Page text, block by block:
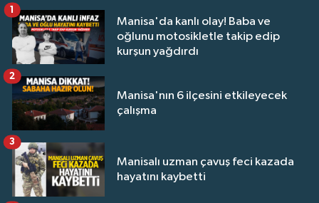
Manisa'da kanlı olay! Baba ve
oğlunu motosikletle takip edip
kurşun yağdırdı
1
Manisa'nın 6 ilçesini etkileyecek
çalışma
2
Manisalı uzman çavuş feci kazada
hayatını kaybetti
3